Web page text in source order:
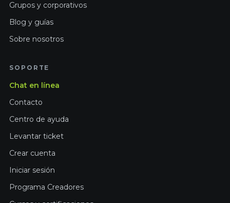
Grupos y corporativos
Blog y guías
Sobre nosotros
SOPORTE
Chat en línea
Contacto
Centro de ayuda
Levantar ticket
Crear cuenta
Iniciar sesión
Programa Creadores